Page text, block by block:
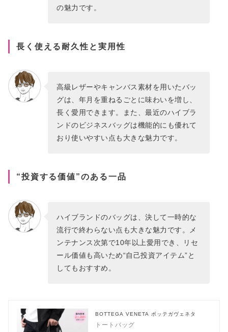
の魅力です。
長く使える耐久性と実用性
高級レザーやキャンバス素材を用いたバッ
グは、年月を重ねるごとに味わいを増し、
長く愛用できます。また、最近のハイブラ
ンドのビジネスバッグは機能的にも優れて
おり使いやすい点も大きな魅力です。
“投資する価値”のある一品
ハイブランドのバッグは、決して一時的な
流行で終わらない点も大きな魅力です。メ
ンテナンス次第で10年以上愛用でき、リセ
ール価値も高いため“自己投資アイテム”と
してもおすすめ。
BOTTEGA VENETA ボッテガヴェネタ
トートバッグ